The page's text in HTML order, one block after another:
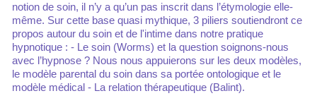
notion de soin, il n’y a qu’un pas inscrit dans l’étymologie elle-
même. Sur cette base quasi mythique, 3 piliers soutiendront ce
propos autour du soin et de l'intime dans notre pratique
hypnotique : - Le soin (Worms) et la question soignons-nous
avec l’hypnose ? Nous nous appuierons sur les deux modèles,
le modèle parental du soin dans sa portée ontologique et le
modèle médical - La relation thérapeutique (Balint).